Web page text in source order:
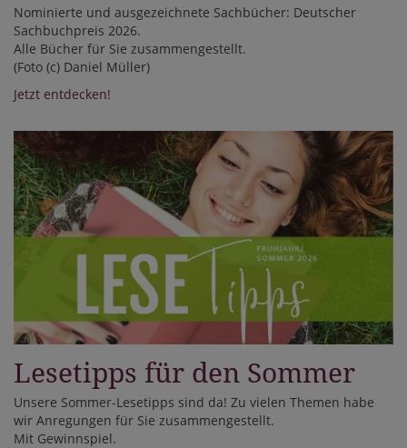
Nominierte und ausgezeichnete Sachbücher: Deutscher
Sachbuchpreis 2026.
Alle Bücher für Sie zusammengestellt.
(Foto (c) Daniel Müller)
Jetzt entdecken!
Lesetipps für den Sommer
Unsere Sommer-Lesetipps sind da! Zu vielen Themen habe
wir Anregungen für Sie zusammengestellt.
Mit Gewinnspiel.